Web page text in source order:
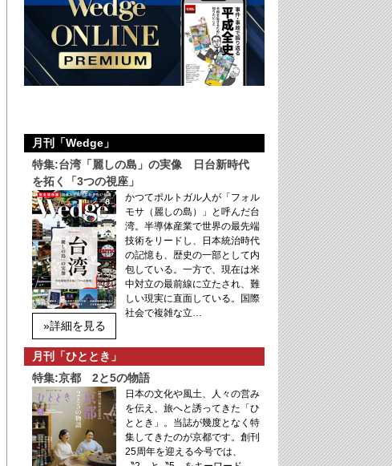
月刊「Wedge」
特集:台湾「麗しの島」の実像 日台新時代
を拓く「3つの視座」
»詳細を見る
かつてポルトガル人が「フォル
モサ（麗しの島）」と呼んだ台
湾。半導体産業で世界の最先端
技術をリードし、日本統治時代
の記憶も、歴史の一部として内
包している。一方で、現在は米
中対立の最前線に立たされ、難
しい現実に直面している。国際
社会で複雑な立…
月刊「ひととき」
特集:京都 2と5の物語
日本の文化や風土、人々の営み
を伝え、旅へと誘ってきた「ひ
ととき」。当誌が幾度となく特
集してきたのが京都です。創刊
25周年を迎える今号では、